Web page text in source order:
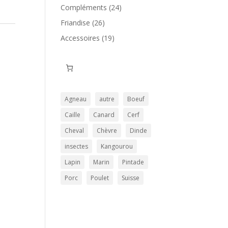
produits
Compléments 2424
Friandise 2626
produits
Accessoires 1919
Agneau autre
Boeuf
Caille
Canard
Cerf
Cheval
Chèvre
Dinde
insectes
Kangourou
Lapin
Marin
Pintade
Porc
Poulet Suisse